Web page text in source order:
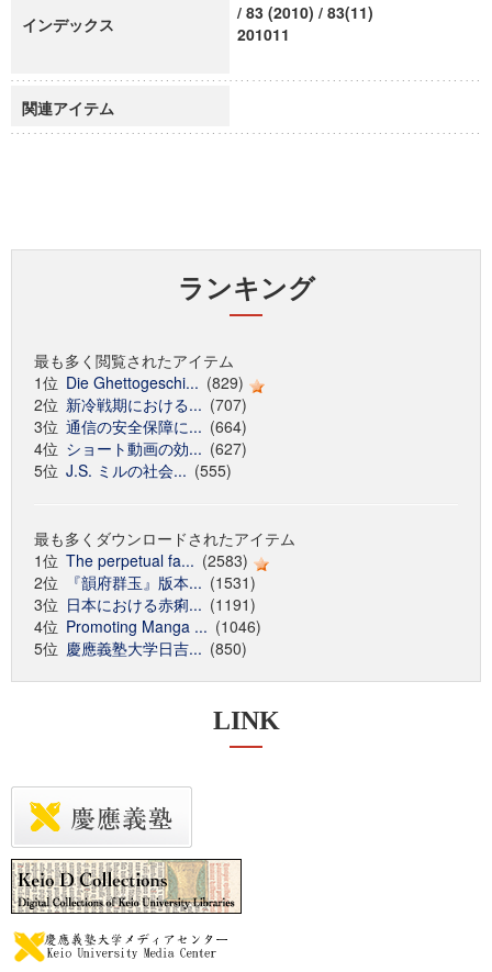
インデックス
/ 83 (2010) / 83(11)
201011
関連アイテム
ランキング
最も多く閲覧されたアイテム
1位 Die Ghettogeschi... (829)
2位 新冷戦期における... (707)
3位 通信の安全保障に... (664)
4位 ショート動画の効... (627)
5位 J.S. ミルの社会... (555)
最も多くダウンロードされたアイテム
1位 The perpetual fa... (2583)
2位
『韻府群玉』版本... (1531)
3位 日本における赤痢... (1191)
4位 Promoting Manga ... (1046)
5位 慶應義塾大学日吉... (850)
LINK